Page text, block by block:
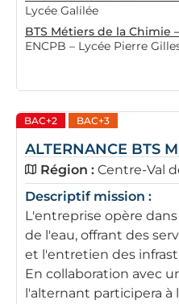
Lycée Galilée
BTS Métiers de la Chimie
ENCPB – Lycée Pierre
BAC+2 BAC+3
ALTERNANCE BTS
Région : Centre-Val
Descriptif mission :
L'entreprise opère
de l'eau, offrant des
et l'entretien des
En collaboration avec
l'alternant participera